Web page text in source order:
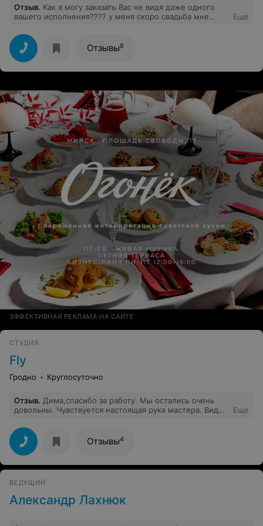
Отзыв. Как я могу заказать Вас не видя даже одного
вашего исполнения???? у меня скоро свадьба мне
Еще
Отзывы8
ЭФФЕКТИВНАЯ РЕКЛАМА НА САЙТЕ
СТУДИЯ
Fly
Гродно Круглосуточно
Отзыв. Дима,спасибо за работу. Мы остались очень
довольны. Чувствуется настоящая рука мастера. Видео
профессионалы своего дела! Так держать!!!
Еще
Отзывы4
ВЕДУЩИЙ
Александр Лахнюк